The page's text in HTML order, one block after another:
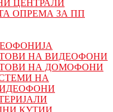
ЦЕНТРАЛИ
ОПРЕМА ЗА ПП
НА ВИДЕОФОНИ
НА ДОМОФОНИ
НА
КУТИИ